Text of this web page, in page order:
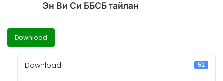
Эн Ви Си ББСБ тайлан
Download
Download 52